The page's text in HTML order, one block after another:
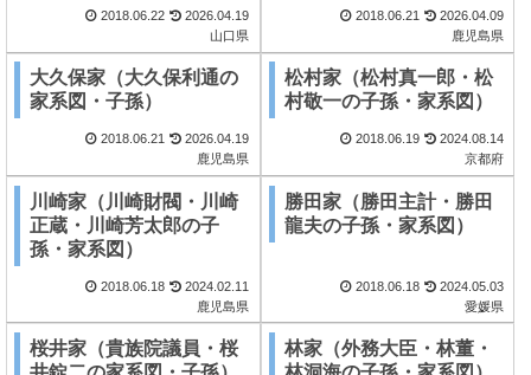
2018.06.22
2026.04.19
山口県
2018.06.21
2026.04.09
鹿児島県
大久保家（大久保利通の
家系図・子孫）
2018.06.21
2026.04.19
鹿児島県
松村家（松村真一郎・松
村敬一の子孫・家系図）
2018.06.19
2024.08.14
京都府
川崎家（川崎財閥・川崎
正蔵・川崎芳太郎の子
孫・家系図）
2018.06.18
2024.02.11
鹿児島県
勝田家（勝田主計・勝田
龍夫の子孫・家系図）
2018.06.18
2024.05.03
愛媛県
桜井家（貴族院議員・桜
林家（外務大臣・林董・